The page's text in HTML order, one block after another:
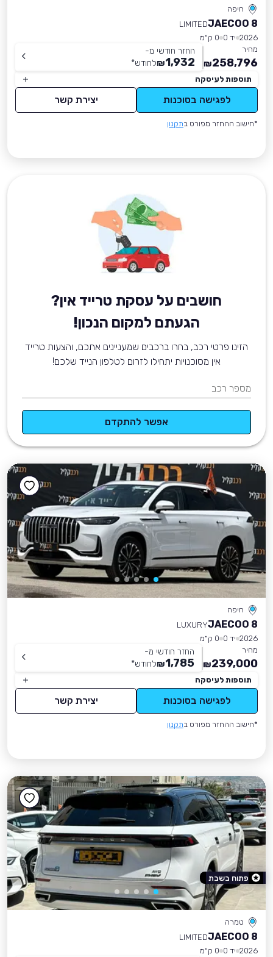
חיפה
JAECOO 8
LIMITED
2026 יד 0
0 ק״מ
מחיר
258,796
₪
החזר חודשי מ-
1,932
₪לחודש*
תוספות לעיסקה
לפגישה בסוכנות יצירת קשר
*חישוב ההחזר מפורט בתקנון
חושבים על עסקת טרייד אין?
הגעתם למקום הנכון!
הזינו פרטי רכב, בחרו ברכבים שמעניינים אתכם, והצעות טרייד
אין מסוכנויות יתחילו לזרום לטלפון הנייד שלכם!
מספר רכב
אפשר להתקדם
חיפה
JAECOO 8
LUXURY
2026 יד 0
0 ק״מ
מחיר
239,000
₪
החזר חודשי מ-
1,785
₪לחודש*
תוספות לעיסקה
לפגישה בסוכנות יצירת קשר
*חישוב ההחזר מפורט בתקנון
טמרה
JAECOO 8
LIMITED
2026 יד 0
0 ק״מ
פתוח בשבת